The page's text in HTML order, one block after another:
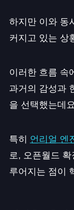
하지만 이와 동
커지고 있는 상
이러한 흐름 속
과거의 감성과
을 선택했는데
특히 언리얼 엔
로, 오픈월드
루어지는 점이